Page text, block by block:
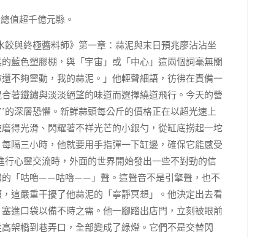
值超千億元縣。
餃與終極醬料師》第一章：蒜泥與末日預兆廖沾沾坐
藍色塑膠棚，與「宇宙」或「中心」這兩個詞毫無關
不夠靈動，我的蒜泥。」他輕聲細語，彷彿在責備一
著鐵鏽與淡淡絕望的味道而選擇繞道飛行。今天的營
深層恐懼。新鮮蒜頭每公斤的價格正在以超光速上
得光滑、閃耀著不祥光芒的小銀勺，從缸底撈起一坨
隔三小時，他就要用手指彈一下缸邊，確保它能感受
心靈交流時，外面的世界開始發出一些不對勁的信
的「咕嚕——咕嚕——」聲。這聲音不是引擎聲，也不
這嚴重干擾了他蒜泥的「寧靜冥想」。他決定出去看
進口袋以備不時之需。他一腳踏出店門，立刻被眼前
架橋到巷弄口，全部變成了綠燈。它們不是交替閃